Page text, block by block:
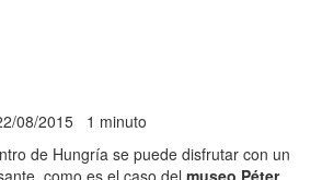
08/2015 1 minuto
de Hungría se puede disfrutar con un
como es el caso del museo Péter